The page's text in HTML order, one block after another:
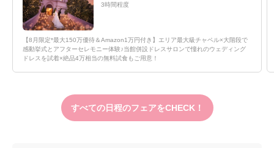
3時間程度
【8月限定*最大150万優待＆Amazon1万円付き】エリア最大級チャペル×大階段で
感動挙式とアフターセレモニー体験♪当館併設ドレスサロンで憧れのウェディング
ドレスを試着×絶品4万相当の無料試食もご用意！
すべての日程のフェアをCHECK！